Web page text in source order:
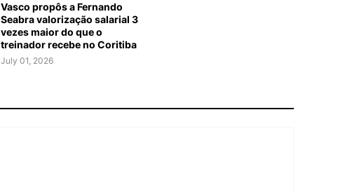
Vasco propôs a Fernando
Seabra valorização salarial 3
vezes maior do que o
treinador recebe no Coritiba
July 01, 2026